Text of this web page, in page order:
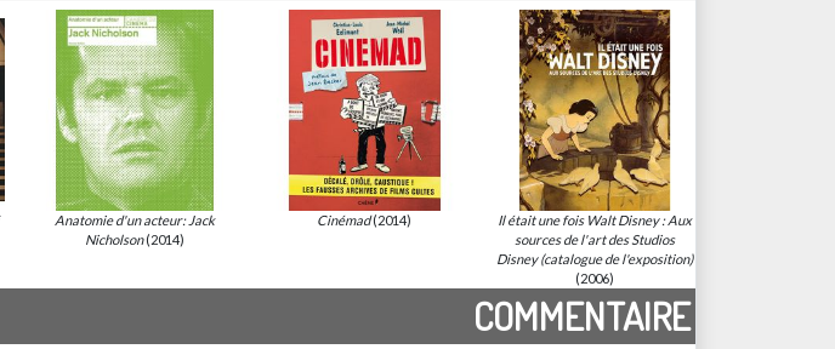
Anatomie d'un acteur: Jack
Nicholson(2014)
Cinémad(2014)
Il était une fois Walt Disney : Aux
sources de l'art des Studios
Disney (catalogue de l'exposition)
(2006)
COMMENTAIRE